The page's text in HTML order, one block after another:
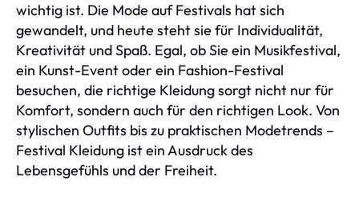
wichtig ist. Die Mode auf Festivals hat sich
gewandelt, und heute steht sie für Individualität,
Kreativität und Spaß. Egal, ob Sie ein Musikfestival,
ein Kunst-Event oder ein Fashion-Festival
besuchen, die richtige Kleidung sorgt nicht nur für
Komfort, sondern auch für den richtigen Look. Von
stylischen Outfits bis zu praktischen Modetrends –
Festival Kleidung ist ein Ausdruck des
Lebensgefühls und der Freiheit.